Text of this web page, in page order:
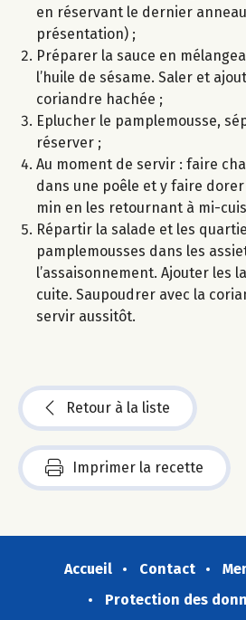
en réservant le dernier
présentation) ;
Préparer la sauce en
l’huile de sésame. Saler et
coriandre hachée ;
Eplucher le pamplemousse,
réserver ;
Au moment de servir : faire
dans une poêle et y faire
min en les retournant à mi-
Répartir la salade et les
pamplemousses dans les
l’assaisonnement. Ajouter les
cuite. Saupoudrer avec la
servir aussitôt.
Retour à la liste
Imprimer la recette
Accueil Contact
Protection des